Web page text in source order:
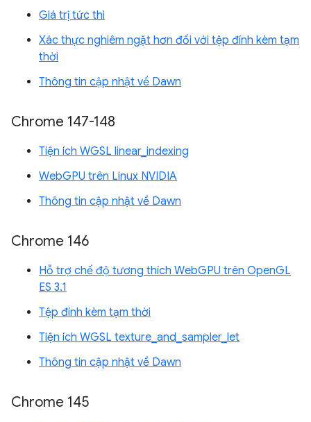
Giá trị tức thì
Xác thực nghiêm ngặt hơn đối với tệp đính kèm tạm
thời
Thông tin cập nhật về Dawn
Chrome 147-148
Tiện ích WGSL linear_indexing
WebGPU trên Linux NVIDIA
Thông tin cập nhật về Dawn
Chrome 146
Hỗ trợ chế độ tương thích WebGPU trên OpenGL
ES 3.1
Tệp đính kèm tạm thời
Tiện ích WGSL texture_and_sampler_let
Thông tin cập nhật về Dawn
Chrome 145